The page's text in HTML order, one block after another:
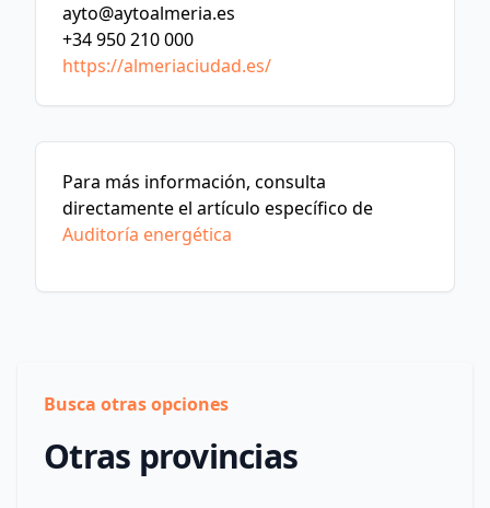
ayto@aytoalmeria.es
+34 950 210 000
https://almeriaciudad.es/
Para más información, consulta
directamente el artículo específico de
Auditoría energética
Busca otras opciones
Otras provincias